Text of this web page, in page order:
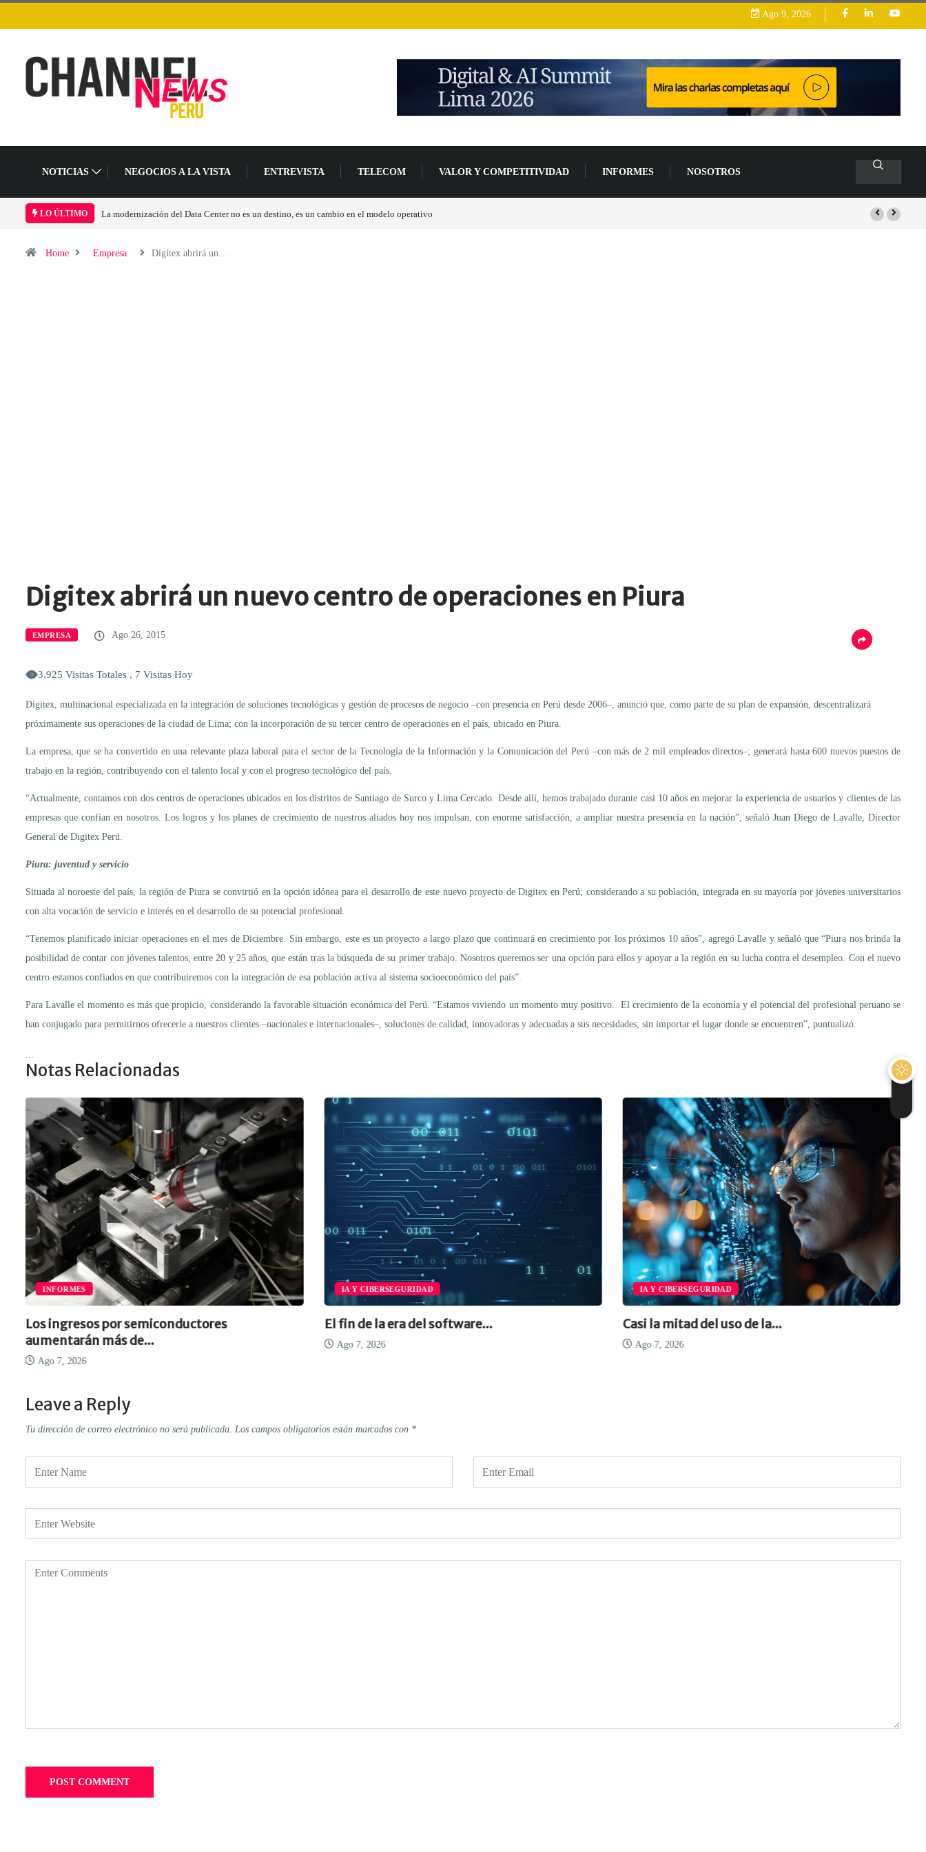
Ago 9, 2026
NOTICIAS NEGOCIOS A LA VISTA ENTREVISTA TELECOM VALOR Y COMPETITIVIDAD INFORMES NOSOTROS
LO ÚLTIMO La modernización del Data Center no es un destino, es un cambio en el modelo operativo
Home Empresa Digitex abrirá un…
Digitex abrirá un nuevo centro de operaciones en Piura
EMPRESA Ago 26, 2015
3.925 Visitas Totales , 7 Visitas Hoy
Digitex, multinacional especializada en la integración de soluciones tecnológicas y gestión de procesos de negocio –con presencia en Perú desde 2006–, anunció que, como parte de su plan de expansión, descentralizará
próximamente sus operaciones de la ciudad de Lima; con la incorporación de su tercer centro de operaciones en el país, ubicado en Piura.
La empresa, que se ha convertido en una relevante plaza laboral para el sector de la Tecnología de la Información y la Comunicación del Perú –con más de 2 mil empleados directos–; generará hasta 600 nuevos puestos de
trabajo en la región, contribuyendo con el talento local y con el progreso tecnológico del país.
“Actualmente, contamos con dos centros de operaciones ubicados en los distritos de Santiago de Surco y Lima Cercado. Desde allí, hemos trabajado durante casi 10 años en mejorar la experiencia de usuarios y clientes de las
empresas que confían en nosotros. Los logros y los planes de crecimiento de nuestros aliados hoy nos impulsan, con enorme satisfacción, a ampliar nuestra presencia en la nación”, señaló Juan Diego de Lavalle, Director
General de Digitex Perú.
Piura: juventud y servicio
Situada al noroeste del país, la región de Piura se convirtió en la opción idónea para el desarrollo de este nuevo proyecto de Digitex en Perú; considerando a su población, integrada en su mayoría por jóvenes universitarios
con alta vocación de servicio e interés en el desarrollo de su potencial profesional.
“Tenemos planificado iniciar operaciones en el mes de Diciembre. Sin embargo, este es un proyecto a largo plazo que continuará en crecimiento por los próximos 10 años”, agregó Lavalle y señaló que “Piura nos brinda la
posibilidad de contar con jóvenes talentos, entre 20 y 25 años, que están tras la búsqueda de su primer trabajo. Nosotros queremos ser una opción para ellos y apoyar a la región en su lucha contra el desempleo. Con el nuevo
centro estamos confiados en que contribuiremos con la integración de esa población activa al sistema socioeconómico del país”.
Para Lavalle el momento es más que propicio, considerando la favorable situación económica del Perú. “Estamos viviendo un momento muy positivo. El crecimiento de la economía y el potencial del profesional peruano se
han conjugado para permitirnos ofrecerle a nuestros clientes –nacionales e internacionales–, soluciones de calidad, innovadoras y adecuadas a sus necesidades; sin importar el lugar donde se encuentren”, puntualizó.
Notas Relacionadas
INFORMES
Los ingresos por semiconductores
aumentarán más de...
Ago 7, 2026
IA Y CIBERSEGURIDAD
El fin de la era del software...
Ago 7, 2026
IA Y CIBERSEGURIDAD
Casi la mitad del uso de la...
Ago 7, 2026
Leave a Reply
Tu dirección de correo electrónico no será publicada. Los campos obligatorios están marcados con *